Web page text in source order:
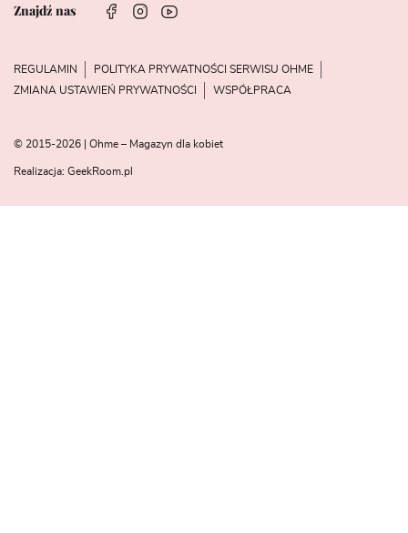
Znajdź nas
REGULAMIN
POLITYKA PRYWATNOŚCI SERWISU OHME
ZMIANA USTAWIEŃ PRYWATNOŚCI
WSPÓŁPRACA
© 2015-2026 | Ohme – Magazyn dla kobiet
Realizacja: GeekRoom.pl